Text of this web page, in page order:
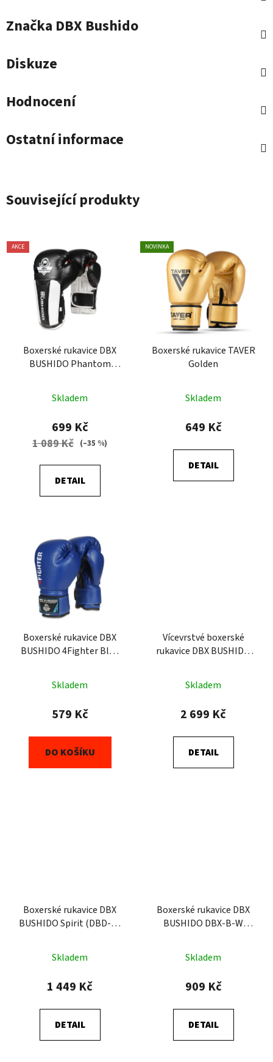
Značka DBX Bushido
Diskuze
Hodnocení
Ostatní informace
Související produkty
AKCE
Boxerské rukavice DBX
BUSHIDO Phantom
Skladem
699 Kč
1 089 Kč (–35 %)
DETAIL
NOVINKA
Boxerské rukavice TAVER
Golden
Skladem
649 Kč
DETAIL
Boxerské rukavice DBX
BUSHIDO 4Fighter Blue
Skladem
579 Kč
DO KOŠÍKU
Vícevrstvé boxerské
rukavice DBX BUSHIDO
Skladem
2 699 Kč
DETAIL
Boxerské rukavice DBX
BUSHIDO Spirit (DBD-B-
Skladem
1 449 Kč
DETAIL
Boxerské rukavice DBX
BUSHIDO DBX-B-W
Skladem
909 Kč
DETAIL